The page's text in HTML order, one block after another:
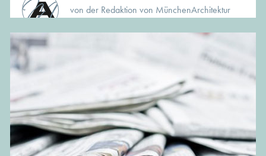
von der Redaktion von MünchenArchitektur